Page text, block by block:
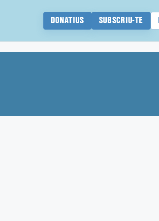
DONATIUS SUBSCRIU-TE